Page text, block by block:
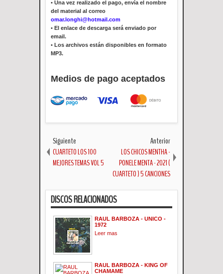
• Una vez realizado el pago, envía el nombre
del material al correo
omar.longhi@hotmail.com
• El enlace de descarga será enviado por
email.
• Los archivos están disponibles en formato
MP3.
Medios de pago aceptados
Siguiente
CUARTETO LOS 100
MEJORES TEMAS VOL 5
Anterior
LOS CHICOS MENTHA -
PONELE MENTA - 2021 (
CUARTETO ) 5 CANCIONES
DISCOS RELACIONADOS
RAUL BARBOZA - UNICO -
1972
Leer mas
RAUL BARBOZA - KING OF
CHAMAME